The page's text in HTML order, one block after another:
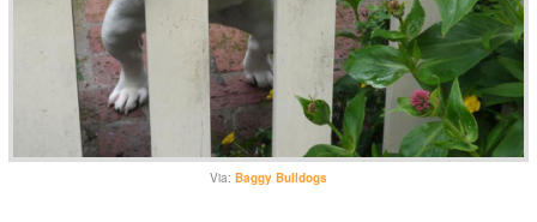
Via: Baggy Bulldogs